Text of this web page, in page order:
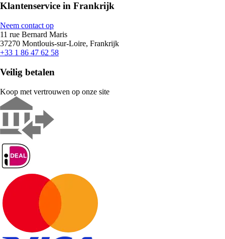
Klantenservice in Frankrijk
Neem contact op
11 rue Bernard Maris
37270 Montlouis-sur-Loire, Frankrijk
+33 1 86 47 62 58
Veilig betalen
Koop met vertrouwen op onze site